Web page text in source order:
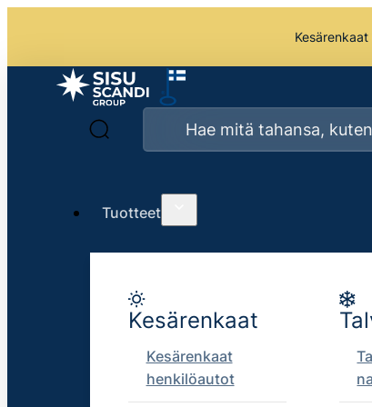
Tuotteet
Kesärenkaat
Kesärenkaat
henkilöautot